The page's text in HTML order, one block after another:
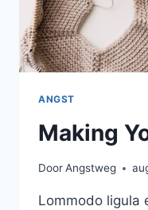
ANGST
Making
DoorAngstweg
Lommodo ligula